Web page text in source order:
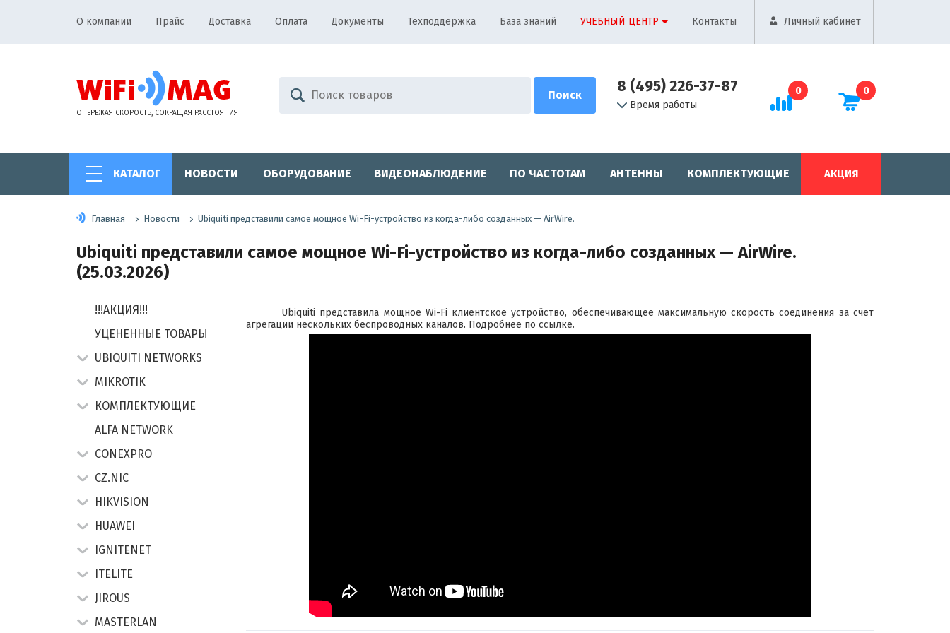
О компании Прайс Доставка Оплата Документы Техподдержка База знаний УЧЕБНЫЙ ЦЕНТР Контакты Личный кабинет
ОПЕРЕЖАЯ СКОРОСТЬ, СОКРАЩАЯ РАССТОЯНИЯ
8 (495) 226-37-87
Время работы
0 0
КАТАЛОГ НОВОСТИ ОБОРУДОВАНИЕ ВИДЕОНАБЛЮДЕНИЕ ПО ЧАСТОТАМ АНТЕННЫ КОМПЛЕКТУЮЩИЕ АКЦИЯ
Главная Новости Ubiquiti представили самое мощное Wi-Fi-устройство из когда-либо созданных — AirWire.
Ubiquiti представили самое мощное Wi-Fi-устройство из когда-либо созданных — AirWire.
(25.03.2026)
Ubiquiti представила мощное Wi-Fi клиентское устройство, обеспечивающее максимальную скорость соединения за счет
агрегации нескольких беспроводных каналов. Подробнее по ссылке.
!!!АКЦИЯ!!!
УЦЕНЕННЫЕ ТОВАРЫ
UBIQUITI NETWORKS
MIKROTIK
КОМПЛЕКТУЮЩИЕ
ALFA NETWORK
CONEXPRO
CZ.NIC
HIKVISION
HUAWEI
IGNITENET
ITELITE
JIROUS
MASTERLAN